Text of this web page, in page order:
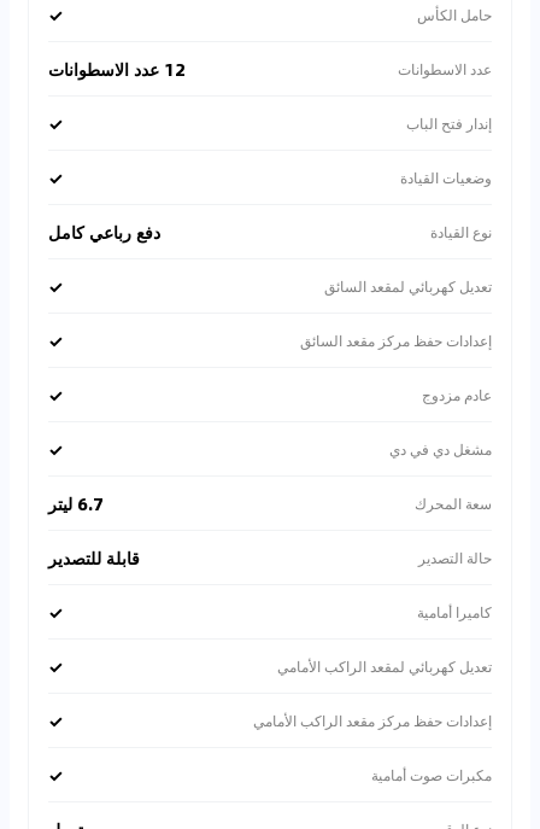
حامل الكأس ✓
عدد الاسطوانات 12 عدد الاسطوانات
إندار فتح الباب ✓
وضعيات القيادة ✓
نوع القيادة دفع رباعي كامل
تعديل كهربائي لمقعد السائق ✓
إعدادات حفظ مركز مقعد السائق ✓
عادم مزدوج ✓
مشغل دي في دي ✓
سعة المحرك 6.7 ليتر
حالة التصدير قابلة للتصدير
كاميرا أمامية ✓
تعديل كهربائي لمقعد الراكب الأمامي ✓
إعدادات حفظ مركز مقعد الراكب الأمامي ✓
مكبرات صوت أمامية ✓